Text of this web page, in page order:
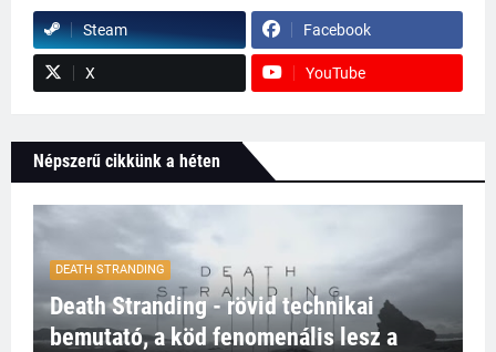
Steam Facebook
X YouTube
Népszerű cikkünk a héten
DEATH STRANDING
Death Stranding - rövid technikai
bemutató, a köd fenomenális lesz a